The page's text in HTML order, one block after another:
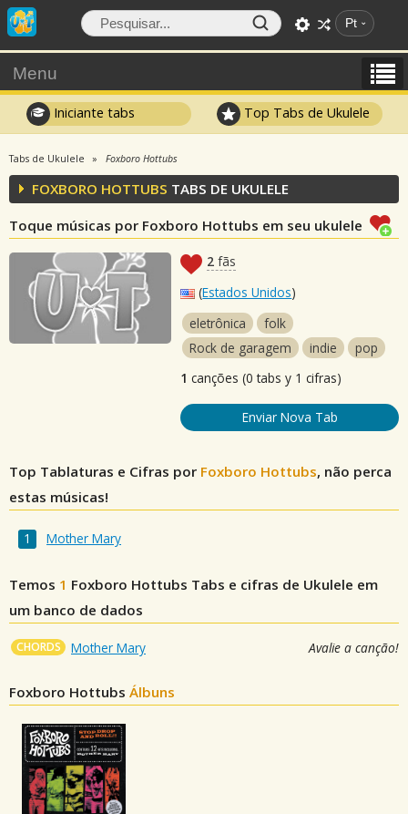
Pt
Menu
Iniciante tabs Top Tabs de Ukulele
Tabs de Ukulele Foxboro Hottubs
FOXBORO HOTTUBS TABS DE UKULELE
Toque músicas por Foxboro Hottubs em seu ukulele
2 fãs
(Estados Unidos)
eletrônica
folk
Rock de garagem
indie
pop
1 canções (0 tabs y 1 cifras)
Enviar Nova Tab
Top Tablaturas e Cifras por Foxboro Hottubs, não perca
estas músicas!
Mother Mary
Temos 1 Foxboro Hottubs Tabs e cifras de Ukulele em
um banco de dados
CHORDS Mother Mary Avalie a canção!
Foxboro Hottubs Álbuns